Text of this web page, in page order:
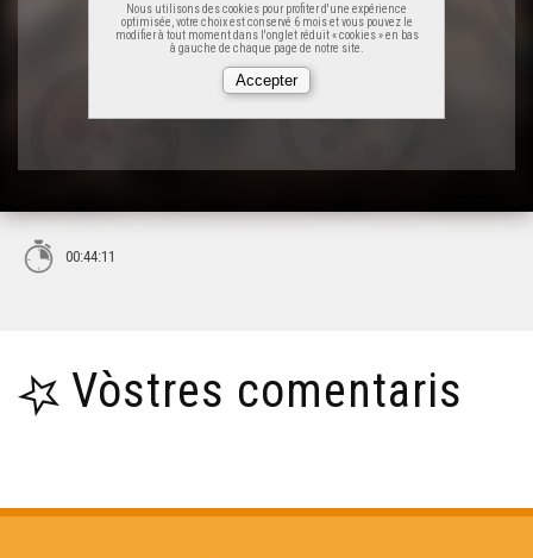
Nous utilisons des cookies pour profiter d'une expérience
optimisée, votre choix est conservé 6 mois et vous pouvez le
modifier à tout moment dans l'onglet réduit « cookies » en bas
à gauche de chaque page de notre site.
00:44:11
Vòstres comentaris